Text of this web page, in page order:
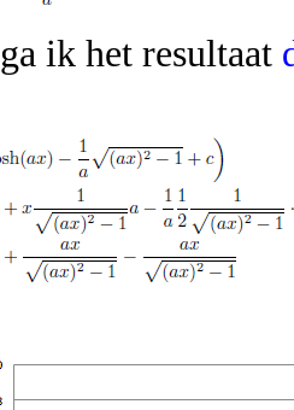
ik het resultaat